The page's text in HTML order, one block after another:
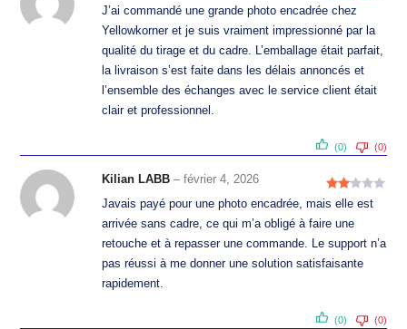
Support / accompagnement :
Note4
sur 5
J’ai commandé une grande photo encadrée chez
Yellowkorner et je suis vraiment impressionné par la
qualité du tirage et du cadre. L’emballage était parfait,
la livraison s’est faite dans les délais annoncés et
l’ensemble des échanges avec le service client était
clair et professionnel.
(0) (0)
Note
Kilian LABB– février 4, 2026
Javais payé pour une photo encadrée, mais elle est
arrivée sans cadre, ce qui m’a obligé à faire une
retouche et à repasser une commande. Le support n’a
pas réussi à me donner une solution satisfaisante
rapidement.
(0) (0)